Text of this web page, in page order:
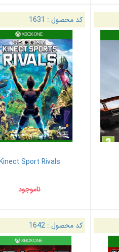
کد محصول : 1631
Sport Rivals
ناموجود
کد محصول :1642